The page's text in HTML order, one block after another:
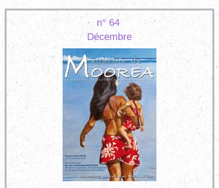
n° 64
Décembre